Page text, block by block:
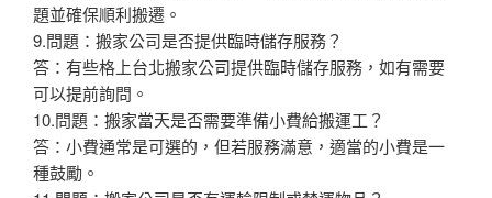
題並確保順利搬遷。
9.問題：搬家公司是否提供臨時儲存服務？
答：有些格上台北搬家公司提供臨時儲存服務，如有需要
可以提前詢問。
10.問題：搬家當天是否需要準備小費給搬運工？
答：小費通常是可選的，但若服務滿意，適當的小費是一
種鼓勵。